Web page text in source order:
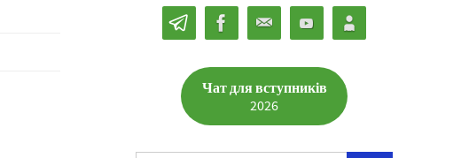
Чат для вступників
2026